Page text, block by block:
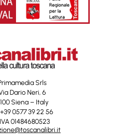
Srls
Dario Neri, 6
Siena – Italy
0577 39 22 56
01484680523